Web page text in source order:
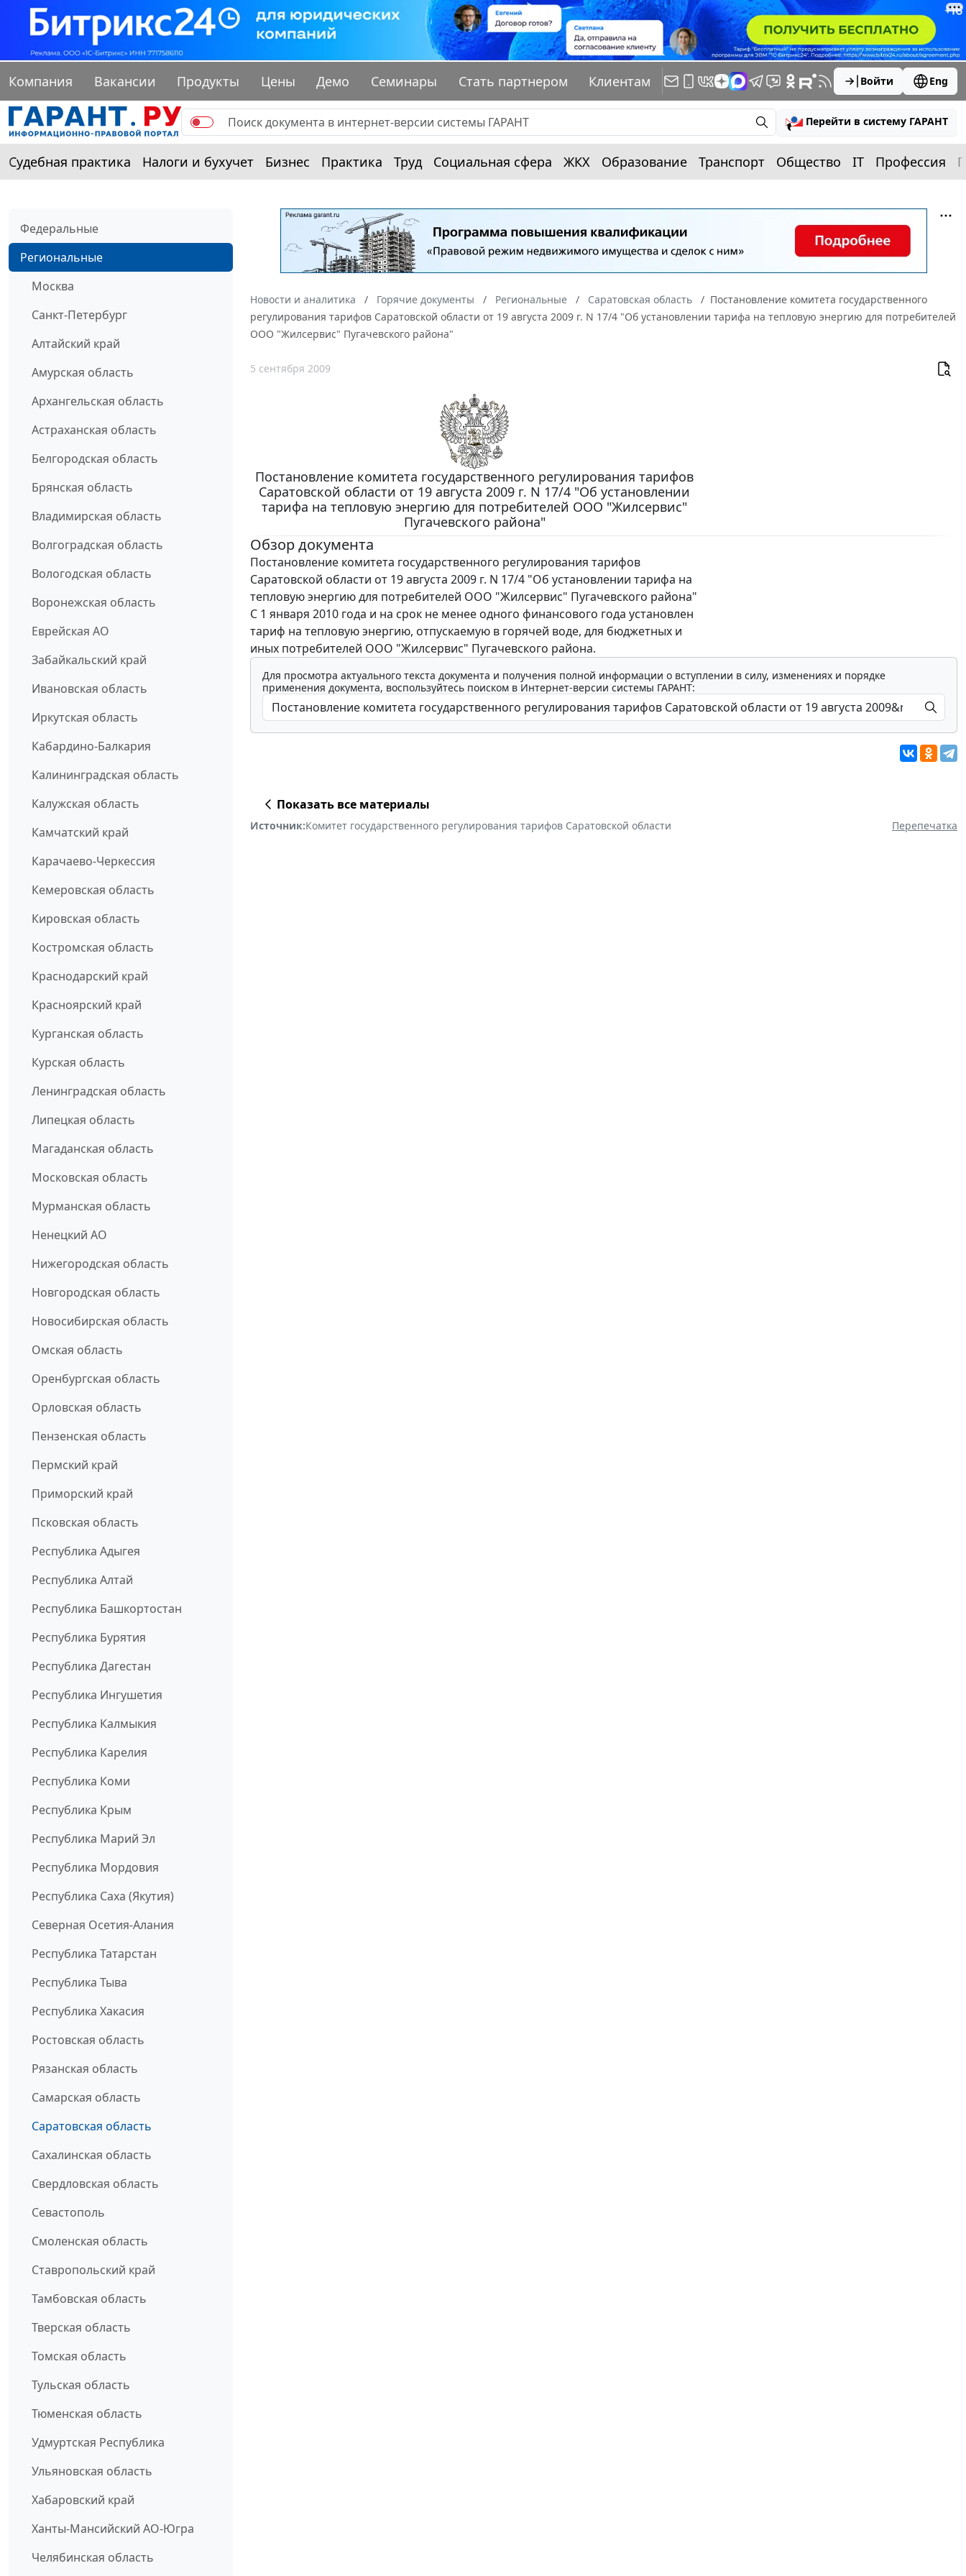
Компания Вакансии Продукты Цены Демо Семинары Стать партнером Клиентам Войти Eng
Перейти в систему ГАРАНТ
Судебная практика Налоги и бухучет Бизнес Практика Труд Социальная сфера ЖКХ Образование Транспорт Общество IT Профессия
Федеральные
Региональные
Москва
Санкт-Петербург
Алтайский край
Амурская область
Архангельская область
Астраханская область
Белгородская область
Брянская область
Владимирская область
Волгоградская область
Вологодская область
Воронежская область
Еврейская АО
Забайкальский край
Ивановская область
Иркутская область
Кабардино-Балкария
Калининградская область
Калужская область
Камчатский край
Карачаево-Черкессия
Кемеровская область
Кировская область
Костромская область
Краснодарский край
Красноярский край
Курганская область
Курская область
Ленинградская область
Липецкая область
Магаданская область
Московская область
Мурманская область
Ненецкий АО
Нижегородская область
Новгородская область
Новосибирская область
Омская область
Оренбургская область
Орловская область
Пензенская область
Пермский край
Приморский край
Псковская область
Республика Адыгея
Республика Алтай
Республика Башкортостан
Республика Бурятия
Республика Дагестан
Республика Ингушетия
Республика Калмыкия
Республика Карелия
Республика Коми
Республика Крым
Республика Марий Эл
Республика Мордовия
Республика Саха (Якутия)
Северная Осетия-Алания
Республика Татарстан
Республика Тыва
Республика Хакасия
Ростовская область
Рязанская область
Самарская область
Саратовская область
Сахалинская область
Свердловская область
Севастополь
Смоленская область
Ставропольский край
Тамбовская область
Тверская область
Томская область
Тульская область
Тюменская область
Удмуртская Республика
Ульяновская область
Хабаровский край
Ханты-Мансийский АО-Югра
Челябинская область
Новости и аналитика Горячие документы Региональные Саратовская область
Постановление комитета государственного
регулирования тарифов Саратовской области от 19 августа 2009 г. N 17/4 "Об установлении тарифа на тепловую энергию для потребителей
ООО "Жилсервис" Пугачевского района"
5 сентября 2009
Постановление комитета государственного регулирования тарифов
Саратовской области от 19 августа 2009 г. N 17/4 "Об установлении
тарифа на тепловую энергию для потребителей ООО "Жилсервис"
Пугачевского района"
Обзор документа
Постановление комитета государственного регулирования тарифов
Саратовской области от 19 августа 2009 г. N 17/4 "Об установлении тарифа на
тепловую энергию для потребителей ООО "Жилсервис" Пугачевского района"
С 1 января 2010 года и на срок не менее одного финансового года установлен
тариф на тепловую энергию, отпускаемую в горячей воде, для бюджетных и
иных потребителей ООО "Жилсервис" Пугачевского района.
Для просмотра актуального текста документа и получения полной информации о вступлении в силу, изменениях и порядке
применения документа, воспользуйтесь поиском в Интернет-версии системы ГАРАНТ:
Показать все материалы
Источник:Комитет государственного регулирования тарифов Саратовской области Перепечатка